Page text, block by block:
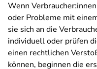
Wenn
oder Probleme mit
sie sich an die
individuell oder prüfen
einen rechtlichen
können, beginnen die